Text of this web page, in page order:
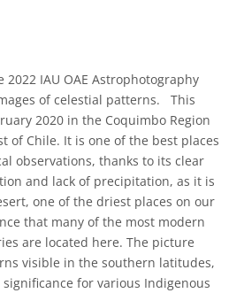
IAU OAE Astrophotography
of celestial patterns. This
2020 in the Coquimbo Region
of Chile. It is one of the best places
observations, thanks to its clear
and lack of precipitation, as it is
one of the driest places on our
that many of the most modern
are located here. The picture
visible in the southern latitudes,
for various Indigenous